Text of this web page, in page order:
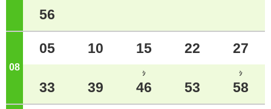
56
08 ジ
05 10 15 22 27
33 39
ｼ
46 53
ｼ
58